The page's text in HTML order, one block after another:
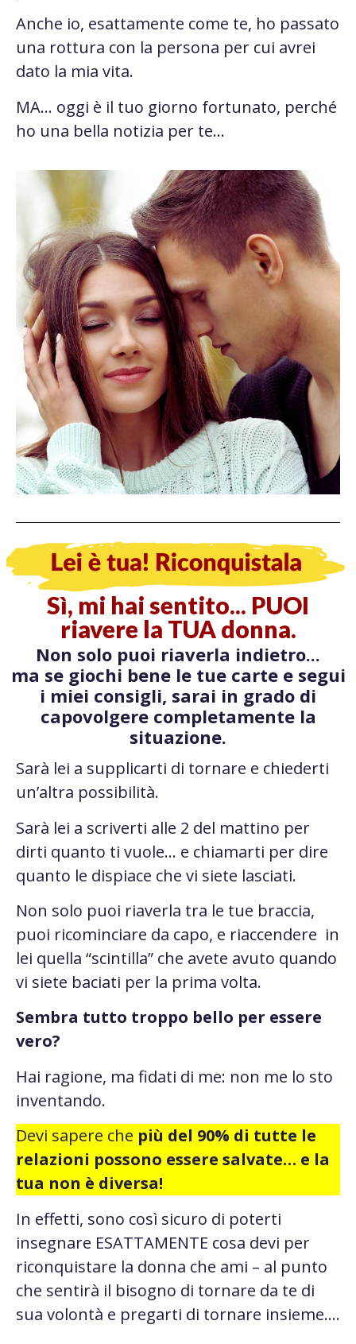
Anche io, esattamente come te, ho passato
una rottura con la persona per cui avrei
dato la mia vita.
MA… oggi è il tuo giorno fortunato, perché
ho una bella notizia per te…
Sì, mi hai sentito... PUOI
riavere la TUA donna.
Non solo puoi riaverla indietro...
ma se giochi bene le tue carte e segui
i miei consigli, sarai in grado di
capovolgere completamente la
situazione.
Sarà lei a supplicarti di tornare e chiederti
un’altra possibilità.
Sarà lei a scriverti alle 2 del mattino per
dirti quanto ti vuole… e chiamarti per dire
quanto le dispiace che vi siete lasciati.
Non solo puoi riaverla tra le tue braccia,
puoi ricominciare da capo, e riaccendere in
lei quella “scintilla” che avete avuto quando
vi siete baciati per la prima volta.
Sembra tutto troppo bello per essere
vero?
Hai ragione, ma fidati di me: non me lo sto
inventando.
Devi sapere che più del 90% di tutte le
relazioni possono essere salvate… e la
tua non è diversa!
In effetti, sono così sicuro di poterti
insegnare ESATTAMENTE cosa devi per
riconquistare la donna che ami – al punto
che sentirà il bisogno di tornare da te di
sua volontà e pregarti di tornare insieme….